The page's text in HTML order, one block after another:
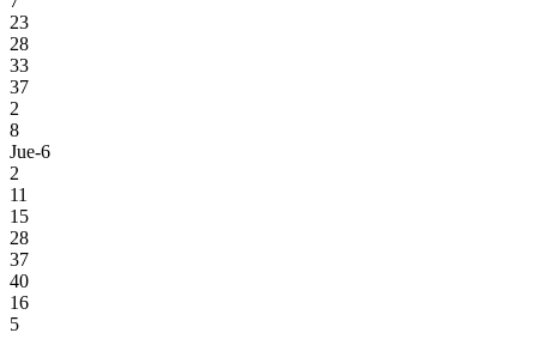
23
28
33
37
2
8
Jue-6
2
11
15
28
37
40
16
5